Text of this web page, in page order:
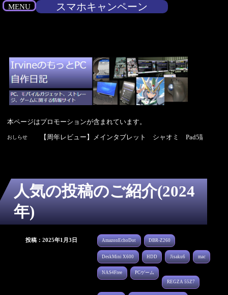
MENU スマホキャンペーン
本ページはプロモーションが含まれています。
おしらせ 【セール】ツクモがお盆セールを開催中 8月17日まで
【セール】ツクモがお盆セールを開催中 8月17日まで
【周年レビュー】メインタブレット シャオミ Pad5購入4年
【セール】ツクモがお盆セールを開催中 8月17日まで
【周年レビュー】メインタブレット シャオミ Pad5購入4年
人気の投稿のご紹介(2024
年)
投稿：2025年1月3日 AmazonEchoDot DBR-Z260
DeskMini X600 HDD Jisaku6 mac
NAS4Free
PCゲーム
REGZA 55Z7